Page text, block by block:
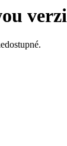
verzi